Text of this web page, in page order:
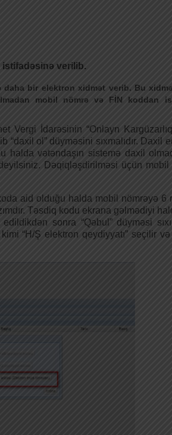
istifadəsinə verilib.
daha bir elektron xidmət verib. Bu
mobil nömrə və FİN koddan
Vergi İdarəsinin “Onlayn
ol” düyməsini sıxmalıdır.
halda vətəndaşın sistemə daxil
Dəqiqləşdirilməsi üçün
aid olduğu halda mobil nömrəyə 6
Təsdiq kodu ekrana gəlmədiyi
sonra “Qəbul” düyməsi
“H/Ş elektron qeydiyyatı” seçilir